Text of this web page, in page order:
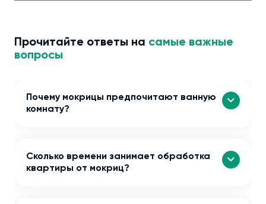
Прочитайте ответы на самые важные
вопросы
Почему мокрицы предпочитают ванную
комнату?
Сколько времени занимает обработка
квартиры от мокриц?